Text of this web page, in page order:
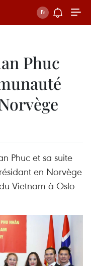
Phuc
Phuc et sa suite
en Norvège
Vietnam à Oslo